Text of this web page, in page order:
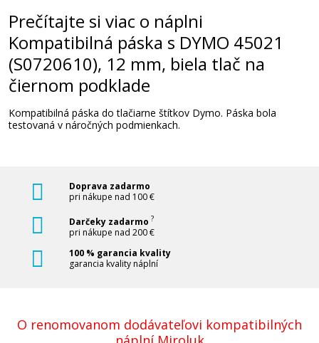
Prečítajte si viac o náplni
Kompatibilná páska s DYMO 45021
(S0720610), 12 mm, biela tlač na
čiernom podklade
Kompatibilná páska do tlačiarne štítkov Dymo. Páska bola
testovaná v náročných podmienkach.
Doprava zadarmo
pri nákupe nad 100 €
Darčeky zadarmo ?
pri nákupe nad 200 €
100 % garancia kvality
garancia kvality náplní
O renomovanom dodávateľovi kompatibilných